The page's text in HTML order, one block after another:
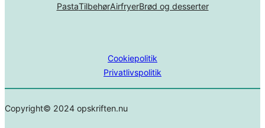
PastaTilbehørAirfryerBrød og desserter
Cookiepolitik
Privatlivspolitik
Copyright© 2024 opskriften.nu